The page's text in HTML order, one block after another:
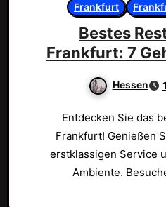
Frankfurt
Bestes
Frankfurt: 7
Hessen
Entdecken Sie das beste Restaurant in
Frankfurt! Genießen
erstklassigen Service
Ambiente.